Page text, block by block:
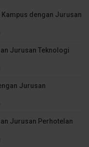
dengan Jurusan
Jurusan Teknologi
Jurusan
Jurusan Perhotelan